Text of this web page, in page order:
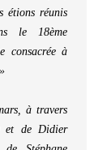
étions réunis
le 18ème
consacrée à
»
à travers
et de Didier